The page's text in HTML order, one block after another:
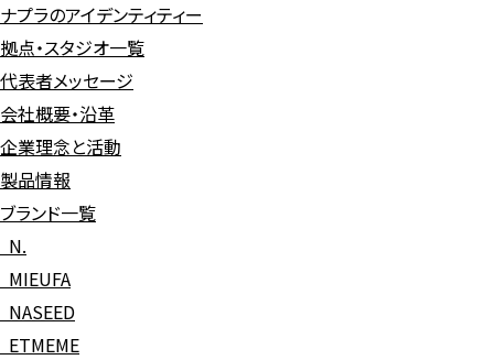
ナプラのアイデンティティー
拠点・スタジオ一覧
代表者メッセージ
会社概要・沿革
企業理念と活動
製品情報
ブランド一覧
N.
MIEUFA
NASEED
ETMEME